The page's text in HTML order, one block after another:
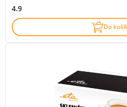
4.9
Do